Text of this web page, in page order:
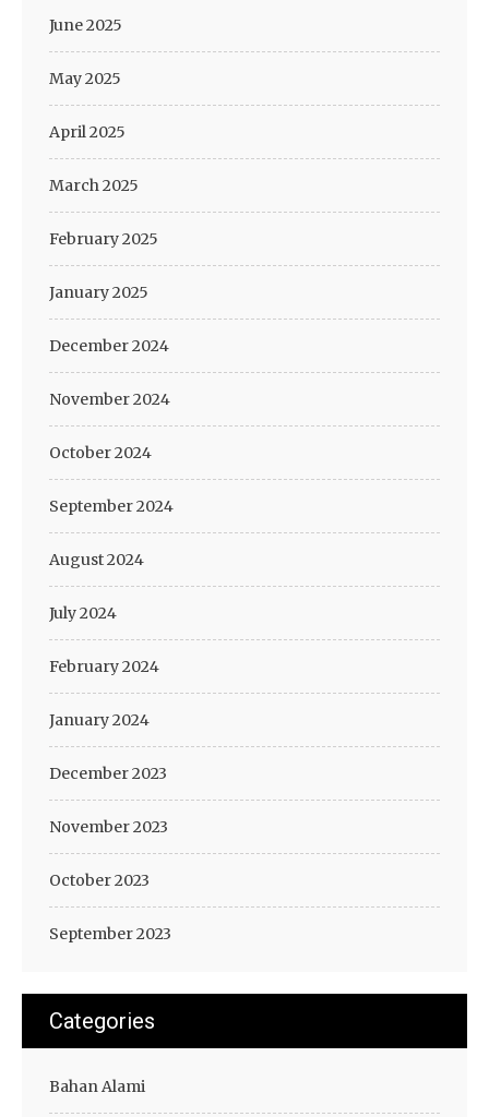
June 2025
May 2025
April 2025
March 2025
February 2025
January 2025
December 2024
November 2024
October 2024
September 2024
August 2024
July 2024
February 2024
January 2024
December 2023
November 2023
October 2023
September 2023
Categories
Bahan Alami